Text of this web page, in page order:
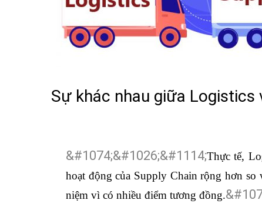
Sự khác nhau giữa Logistics
Thực tế,
hoạt động của Supply Chain rộng hơn
niệm vì có nhiều điểm tương đồng.